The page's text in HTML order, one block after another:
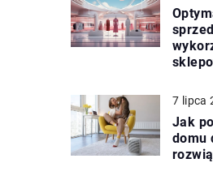
7 lipca
Jak
domu